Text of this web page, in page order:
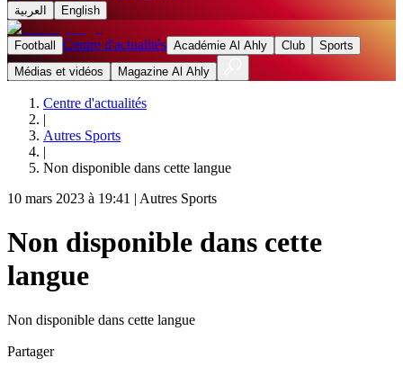
العربية English
Football Centre d'actualités Académie Al Ahly Club
Sports
Médias et vidéos
Magazine Al Ahly
Centre d'actualités
|
Autres Sports
|
Non disponible dans cette langue
10 mars 2023 à 19:41 | Autres Sports
Non disponible dans cette
langue
Non disponible dans cette langue
Partager